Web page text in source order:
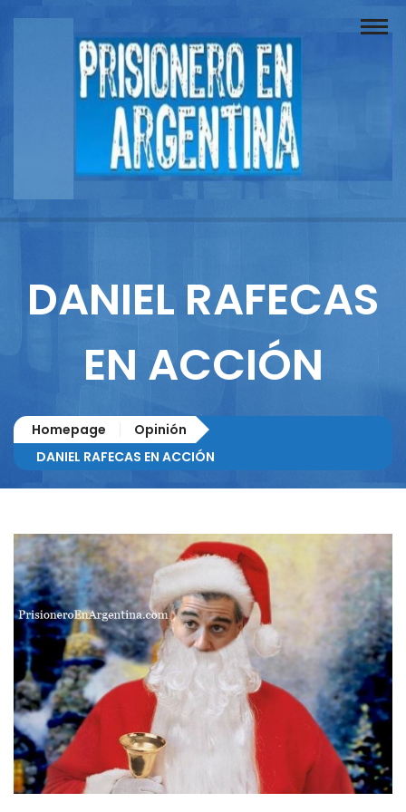
Buscador
Documentos
Reportajes
Columnistas
DANIEL RAFECAS
EN ACCIÓN
Homepage
Opinión
DANIEL RAFECAS EN ACCIÓN